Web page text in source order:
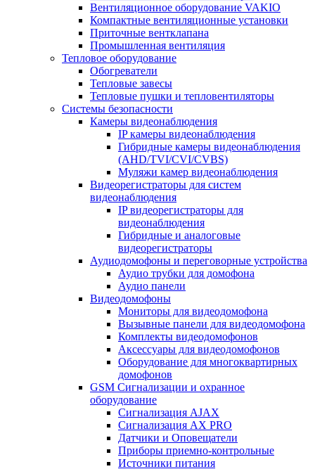
Вентиляционное оборудование VAKIO
Компактные вентиляционные установки
Приточные вентклапана
Промышленная вентиляция
Тепловое оборудование
Обогреватели
Тепловые завесы
Тепловые пушки и тепловентиляторы
Системы безопасности
Камеры видеонаблюдения
IP камеры видеонаблюдения
Гибридные камеры видеонаблюдения
(AHD/TVI/CVI/CVBS)
Муляжи камер видеонаблюдения
Видеорегистраторы для систем
видеонаблюдения
IP видеорегистраторы для
видеонаблюдения
Гибридные и аналоговые
видеорегистраторы
Аудиодомофоны и переговорные устройства
Аудио трубки для домофона
Аудио панели
Видеодомофоны
Мониторы для видеодомофона
Вызывные панели для видеодомофона
Комплекты видеодомофонов
Аксессуары для видеодомофонов
Оборудование для многоквартирных
домофонов
GSM Сигнализации и охранное
оборудование
Сигнализация AJAX
Сигнализация AX PRO
Датчики и Оповещатели
Приборы приемно-контрольные
Источники питания